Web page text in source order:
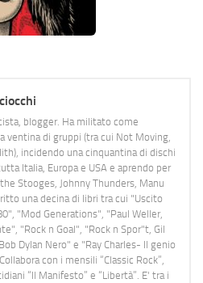
blogger. Ha militato come
ventina di gruppi (tra cui Not Moving,
incidendo una cinquantina di dischi
Italia, Europa e USA e aprendo per
Stooges, Johnny Thunders, Manu
una decina di libri tra cui "Uscito
"Mod Generations", "Paul Weller,
"Rock n Goal", "Rock n Spor"t, Gil
Dylan Nero" e "Ray Charles- Il genio
con i mensili “Classic Rock”,
“Il Manifesto” e “Libertà”. E' tra i